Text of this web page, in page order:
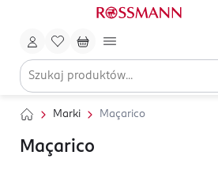
Marki Maçarico
Maçarico